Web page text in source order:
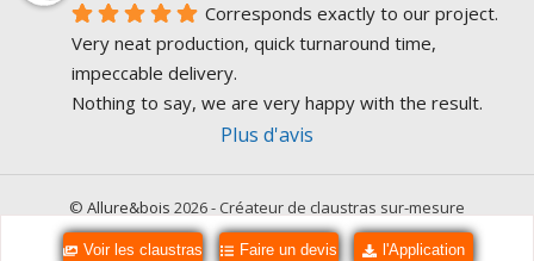
Corresponds exactly to our project.
Very neat production, quick turnaround time,
impeccable delivery.
Nothing to say, we are very happy with the result.
Plus d'avis
© Allure&bois 2026 - Créateur de claustras sur-mesure
Accueil
Politique de confidentialité Mentions légales Contact
Voir les claustras Faire un devis l'Application